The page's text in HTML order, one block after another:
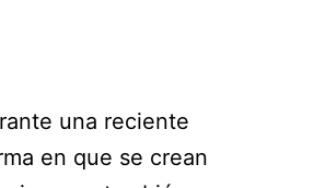
una reciente
en que se crean